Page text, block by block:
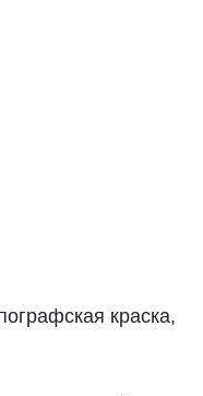
краска,